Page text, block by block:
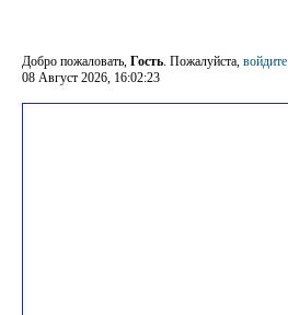
Добро пожаловать, Гость. Пожалуйста, войдите
08 Август 2026, 16:02:23